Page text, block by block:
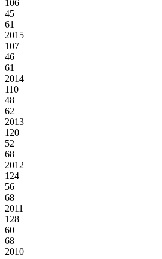
106
45
61
2015
107
46
61
2014
110
48
62
2013
120
52
68
2012
124
56
68
2011
128
60
68
2010